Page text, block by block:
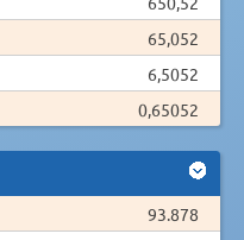
65,052
6,5052
0,65052
93.878